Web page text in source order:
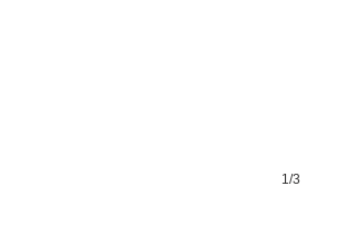
1/3